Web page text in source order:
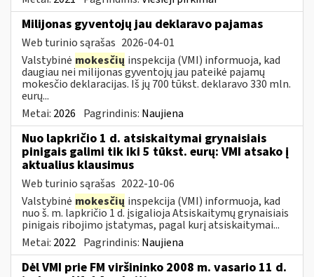
Milijonas gyventojų jau deklaravo pajamas
Web turinio sąrašas 2026-04-01
Valstybinė mokesčių inspekcija (VMI) informuoja, kad
daugiau nei milijonas gyventojų jau pateikė pajamų
mokesčio deklaracijas. Iš jų 700 tūkst. deklaravo 330 mln.
eurų...
Metai: 2026 Pagrindinis: Naujiena
Nuo lapkričio 1 d. atsiskaitymai grynaisiais
pinigais galimi tik iki 5 tūkst. eurų: VMI atsako į
aktualius klausimus
Web turinio sąrašas 2022-10-06
Valstybinė mokesčių inspekcija (VMI) informuoja, kad
nuo š. m. lapkričio 1 d. įsigalioja Atsiskaitymų grynaisiais
pinigais ribojimo įstatymas, pagal kurį atsiskaitymai...
Metai: 2022 Pagrindinis: Naujiena
Dėl VMI prie FM viršininko 2008 m. vasario 11 d.